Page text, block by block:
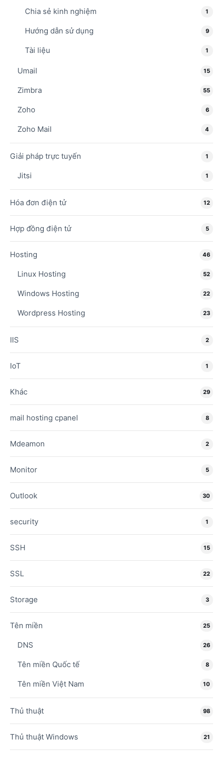
Chia sẻ kinh nghiệm 1
Hướng dẫn sử dụng 9
Tài liệu 1
Umail 15
Zimbra 55
Zoho 6
Zoho Mail 4
Giải pháp trực tuyến 1
Jitsi 1
Hóa đơn điện tử 12
Hợp đồng điện tử 5
Hosting 46
Linux Hosting 52
Windows Hosting 22
Wordpress Hosting 23
IIS 2
IoT 1
Khác 29
mail hosting cpanel 8
Mdeamon 2
Monitor 5
Outlook 30
security 1
SSH 15
SSL 22
Storage 3
Tên miền 25
DNS 26
Tên miền Quốc tế 8
Tên miền Việt Nam 10
Thủ thuật 98
Thủ thuật Windows 21